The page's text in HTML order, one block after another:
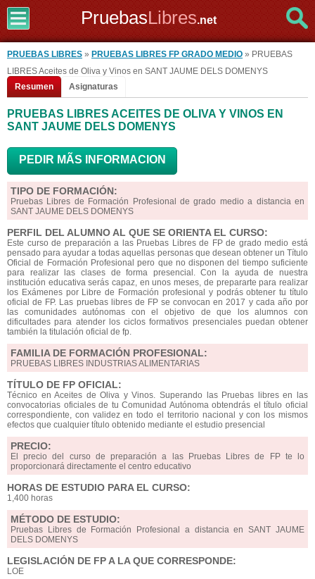
PruebasLibres.net
PRUEBAS LIBRES » PRUEBAS LIBRES FP GRADO MEDIO » PRUEBAS
LIBRES Aceites de Oliva y Vinos en SANT JAUME DELS DOMENYS
Resumen
Asignaturas
PRUEBAS LIBRES ACEITES DE OLIVA Y VINOS EN
SANT JAUME DELS DOMENYS
PEDIR MÃS INFORMACION
TIPO DE FORMACIÓN:
Pruebas Libres de Formación Profesional de grado medio a distancia en
SANT JAUME DELS DOMENYS
PERFIL DEL ALUMNO AL QUE SE ORIENTA EL CURSO:
Este curso de preparación a las Pruebas Libres de FP de grado medio está
pensado para ayudar a todas aquellas personas que desean obtener un Título
Oficial de Formación Profesional pero que no disponen del tiempo suficiente
para realizar las clases de forma presencial. Con la ayuda de nuestra
institución educativa serás capaz, en unos meses, de prepararte para realizar
los Exámenes por Libre de Formación profesional y podrás obtener tu título
oficial de FP. Las pruebas libres de FP se convocan en 2017 y cada año por
las comunidades autónomas con el objetivo de que los alumnos con
dificultades para atender los ciclos formativos presenciales puedan obtener
también la titulación oficial de fp.
FAMILIA DE FORMACIÓN PROFESIONAL:
PRUEBAS LIBRES INDUSTRIAS ALIMENTARIAS
TÍTULO DE FP OFICIAL:
Técnico en Aceites de Oliva y Vinos. Superando las Pruebas libres en las
convocatorias oficiales de tu Comunidad Autónoma obtendrás el título oficial
correspondiente, con validez en todo el territorio nacional y con los mismos
efectos que cualquier título obtenido mediante el estudio presencial
PRECIO:
El precio del curso de preparación a las Pruebas Libres de FP te lo
proporcionará directamente el centro educativo
HORAS DE ESTUDIO PARA EL CURSO:
1,400 horas
MÉTODO DE ESTUDIO:
Pruebas Libres de Formación Profesional a distancia en SANT JAUME
DELS DOMENYS
LEGISLACIÓN DE FP A LA QUE CORRESPONDE:
LOE